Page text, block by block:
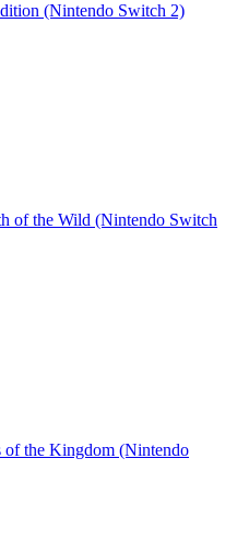
(Nintendo Switch 2)
of the Wild (Nintendo Switch
of the Kingdom (Nintendo